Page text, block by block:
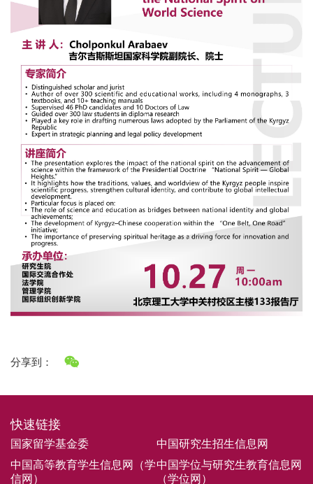
分享到：
快速链接
国家留学基金委
中国研究生招生信息网
中国高等教育学生信息网（学
信网）
中国学位与研究生教育信息网
（学位网）